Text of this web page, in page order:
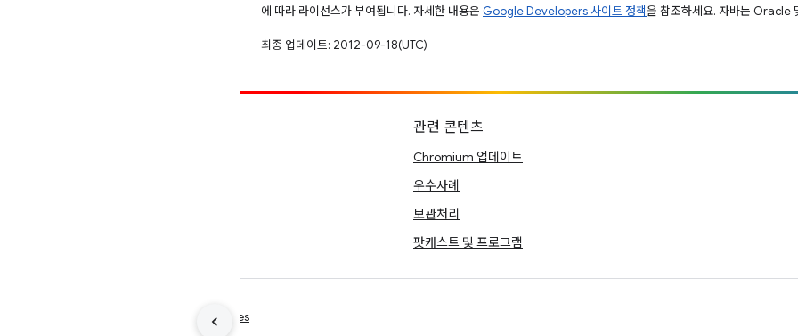
에 따라 라이선스가 부여됩니다. 자세한 내용은 Google Developers 사이트 정책을 참조하세요. 자바는 Oracle
최종 업데이트: 2012-09-18(UTC)
관련 콘텐츠
Chromium 업데이트
우수사례
보관처리
팟캐스트 및 프로그램
Manage cookies